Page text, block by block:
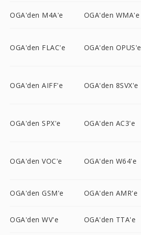
OGA'den M4A'e OGA'den WMA'e
OGA'den FLAC'e OGA'den OPUS'e
OGA'den AIFF'e OGA'den 8SVX'e
OGA'den SPX'e OGA'den AC3'e
OGA'den VOC'e OGA'den W64'e
OGA'den GSM'e OGA'den AMR'e
OGA'den WV'e OGA'den TTA'e